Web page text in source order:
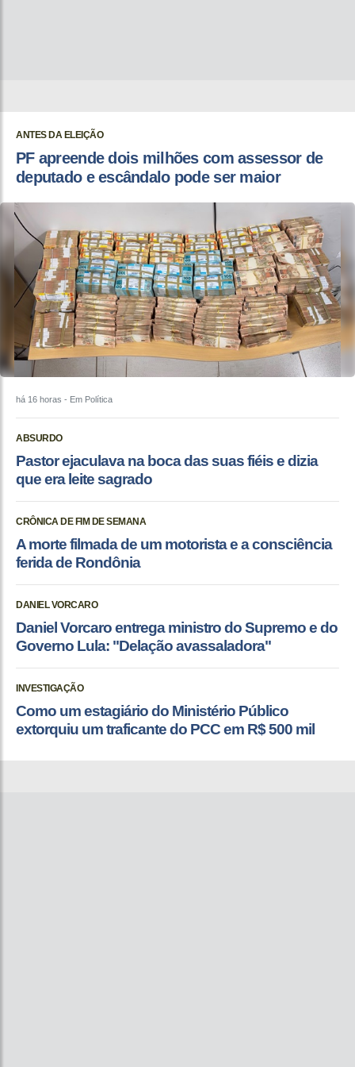
ANTES DA ELEIÇÃO
PF apreende dois milhões com assessor de
deputado e escândalo pode ser maior
há 16 horas - Em Política
ABSURDO
Pastor ejaculava na boca das suas fiéis e dizia
que era leite sagrado
CRÔNICA DE FIM DE SEMANA
A morte filmada de um motorista e a consciência
ferida de Rondônia
DANIEL VORCARO
Daniel Vorcaro entrega ministro do Supremo e do
Governo Lula: "Delação avassaladora"
INVESTIGAÇÃO
Como um estagiário do Ministério Público
extorquiu um traficante do PCC em R$ 500 mil